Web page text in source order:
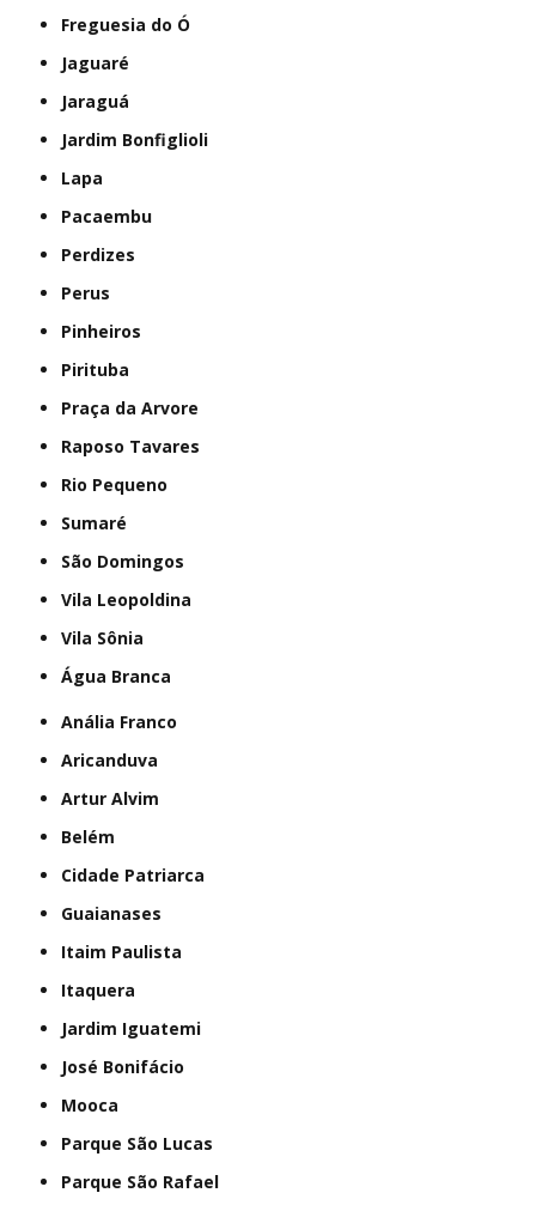
Freguesia do Ó
Jaguaré
Jaraguá
Jardim Bonfiglioli
Lapa
Pacaembu
Perdizes
Perus
Pinheiros
Pirituba
Praça da Arvore
Raposo Tavares
Rio Pequeno
Sumaré
São Domingos
Vila Leopoldina
Vila Sônia
Água Branca
Anália Franco
Aricanduva
Artur Alvim
Belém
Cidade Patriarca
Guaianases
Itaim Paulista
Itaquera
Jardim Iguatemi
José Bonifácio
Mooca
Parque São Lucas
Parque São Rafael